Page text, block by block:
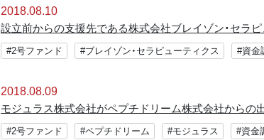
2018.08.10
設立前からの支援先である株式会社ブレイゾン・セラ
#2号ファンド #ブレイゾン・セラピューティクス #資金
2018.08.09
モジュラス株式会社がペプチドリーム株式会社からの
#2号ファンド #ペプチドリーム #モジュラス #資金